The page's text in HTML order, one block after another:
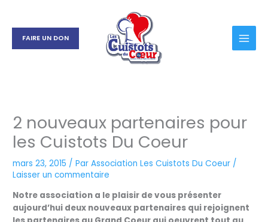
contenu
FAIRE UN DON
2 nouveaux partenaires pour
les Cuistots Du Coeur
mars 23, 2015 / ParAssociation Les Cuistots Du Coeur /
Laisser un commentaire
Notre association a le plaisir de vous présenter
aujourd’hui deux nouveaux partenaires qui rejoignent